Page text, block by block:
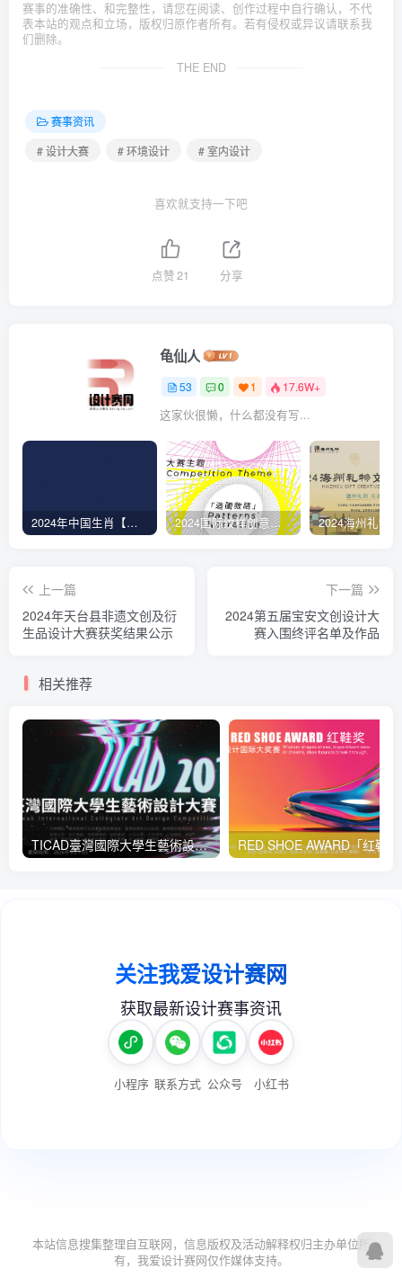
赛事的准确性、和完整性，请您在阅读、创作过程中自行确认，不代
表本站的观点和立场，版权归原作者所有。若有侵权或异议请联系我
们删除。
THE END
赛事资讯
# 设计大赛
# 环境设计 # 室内设计
喜欢就支持一下吧
点赞21 分享
龟仙人
53 0 1 17.6W+
这家伙很懒，什么都没有写...
2024年中国生肖【蛇】动态图形设计大赛 2024国际纹样创意设计大赛(ICPDC2024)
上一篇
2024年天台县非遗文创及衍
生品设计大赛获奖结果公示
下一篇
2024第五届宝安文创设计大
赛入围终评名单及作品
相关推荐
TICAD臺灣國際大學生藝術設計大賽
本站信息搜集整理自互联网，信息版权及活动解释权归主办单位所
有，我爱设计赛网仅作媒体支持。